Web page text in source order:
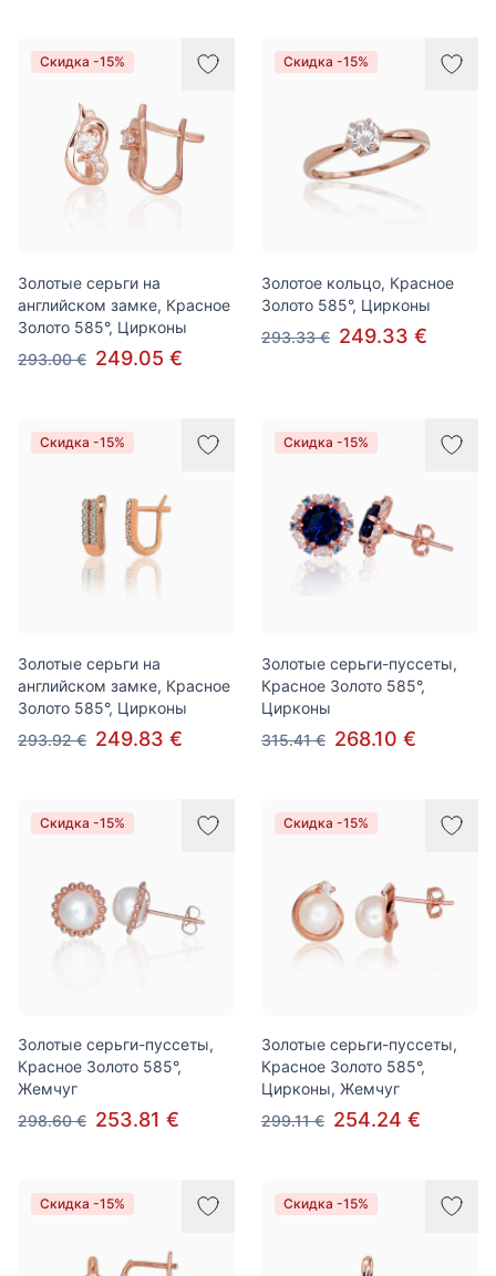
Скидка -15%
Золотые серьги на
английском замке, Красное
Золото 585°, Цирконы
293.00 € 249.05 €
Скидка -15%
Золотое кольцо, Красное
Золото 585°, Цирконы
293.33 € 249.33 €
Скидка -15%
Золотые серьги на
английском замке, Красное
Золото 585°, Цирконы
293.92 € 249.83 €
Скидка -15%
Золотые серьги-пуссеты,
Красное Золото 585°,
Цирконы
315.41 € 268.10 €
Скидка -15%
Золотые серьги-пуссеты,
Красное Золото 585°,
Жемчуг
298.60 € 253.81 €
Скидка -15%
Золотые серьги-пуссеты,
Красное Золото 585°,
Цирконы, Жемчуг
299.11 € 254.24 €
Скидка -15% Скидка -15%